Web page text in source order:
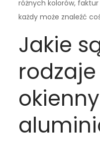
różnych kolorów,
każdy może znaleźć
Jakie